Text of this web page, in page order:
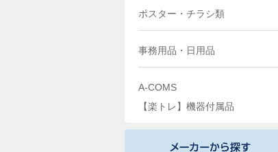
ポスター・チラシ類
事務用品・日用品
A-COMS
【楽トレ】機器付属品